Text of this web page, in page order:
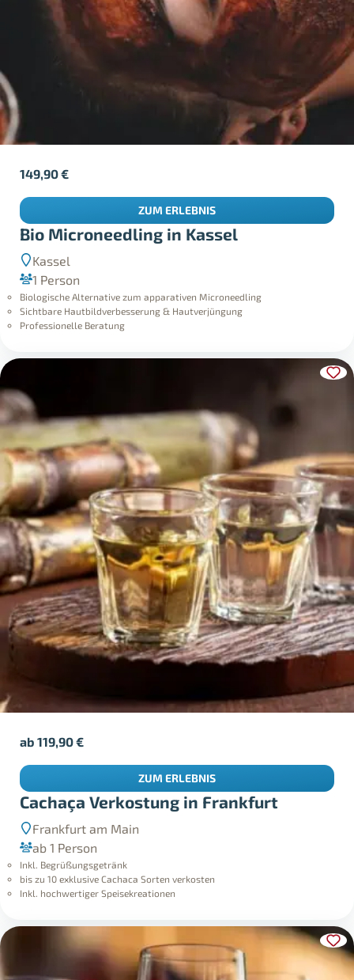
Bio Microneedling in Kassel
Kassel
1 Person
Biologische Alternative zum apparativen Microneedling
Sichtbare Hautbildverbesserung & Hautverjüngung
Professionelle Beratung
149,90€
ZUM ERLEBNIS
Cachaça Verkostung in Frankfurt
Frankfurt am Main
ab 1 Person
Inkl. Begrüßungsgetränk
bis zu 10 exklusive Cachaca Sorten verkosten
Inkl. hochwertiger Speisekreationen
ab119,90€
ZUM ERLEBNIS